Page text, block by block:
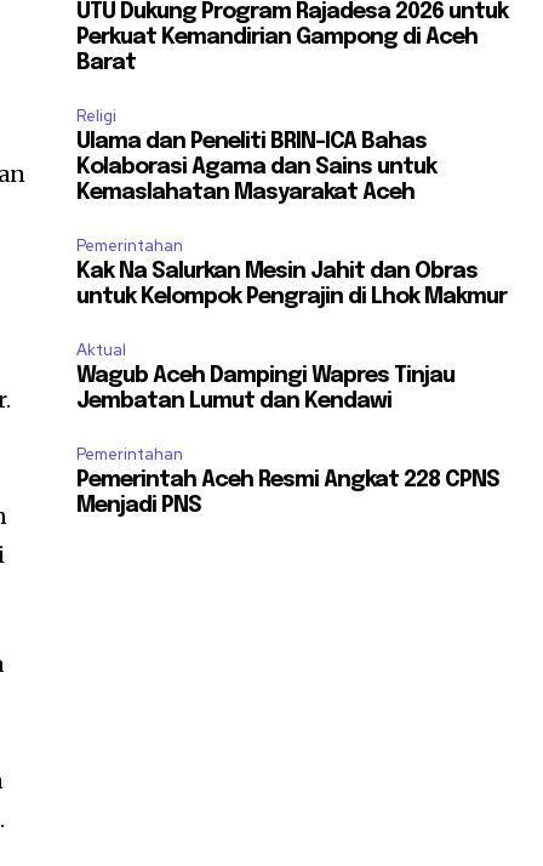
UTU Dukung Program Rajadesa 2026 untuk
Perkuat Kemandirian Gampong di Aceh
Barat
Religi
Ulama dan Peneliti BRIN-ICA Bahas
Kolaborasi Agama dan Sains untuk
Kemaslahatan Masyarakat Aceh
Pemerintahan
Kak Na Salurkan Mesin Jahit dan Obras
untuk Kelompok Pengrajin di Lhok Makmur
Aktual
Wagub Aceh Dampingi Wapres Tinjau
Jembatan Lumut dan Kendawi
Pemerintahan
Pemerintah Aceh Resmi Angkat 228 CPNS
Menjadi PNS